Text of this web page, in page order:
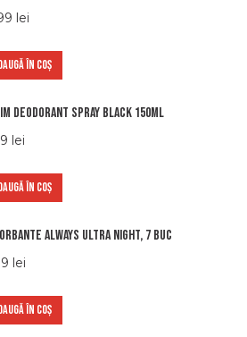
lei
ÎN COȘ
Deodorant Spray Black 150ml
lei
ÎN COȘ
Always Ultra Night, 7 buc
lei
ÎN COȘ